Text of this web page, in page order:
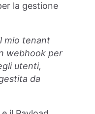
la gestione
mio tenant
webhook per
utenti,
da